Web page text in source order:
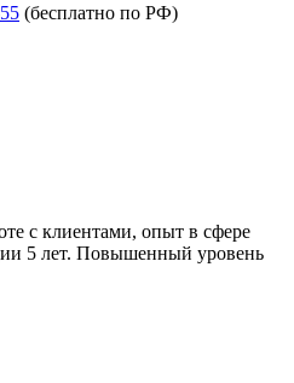
(бесплатно по РФ)
с клиентами, опыт в сфере
5 лет. Повышенный уровень